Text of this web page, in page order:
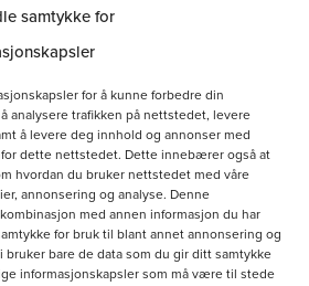
samtykke for
for å kunne forbedre din
analysere trafikken på nettstedet, levere
å levere deg innhold og annonser med
dette nettstedet. Dette innebærer også at
hvordan du bruker nettstedet med våre
annonsering og analyse. Denne
med annen informasjon du har
for bruk til blant annet annonsering og
bare de data som du gir ditt samtykke
informasjonskapsler som må være til stede
Herre